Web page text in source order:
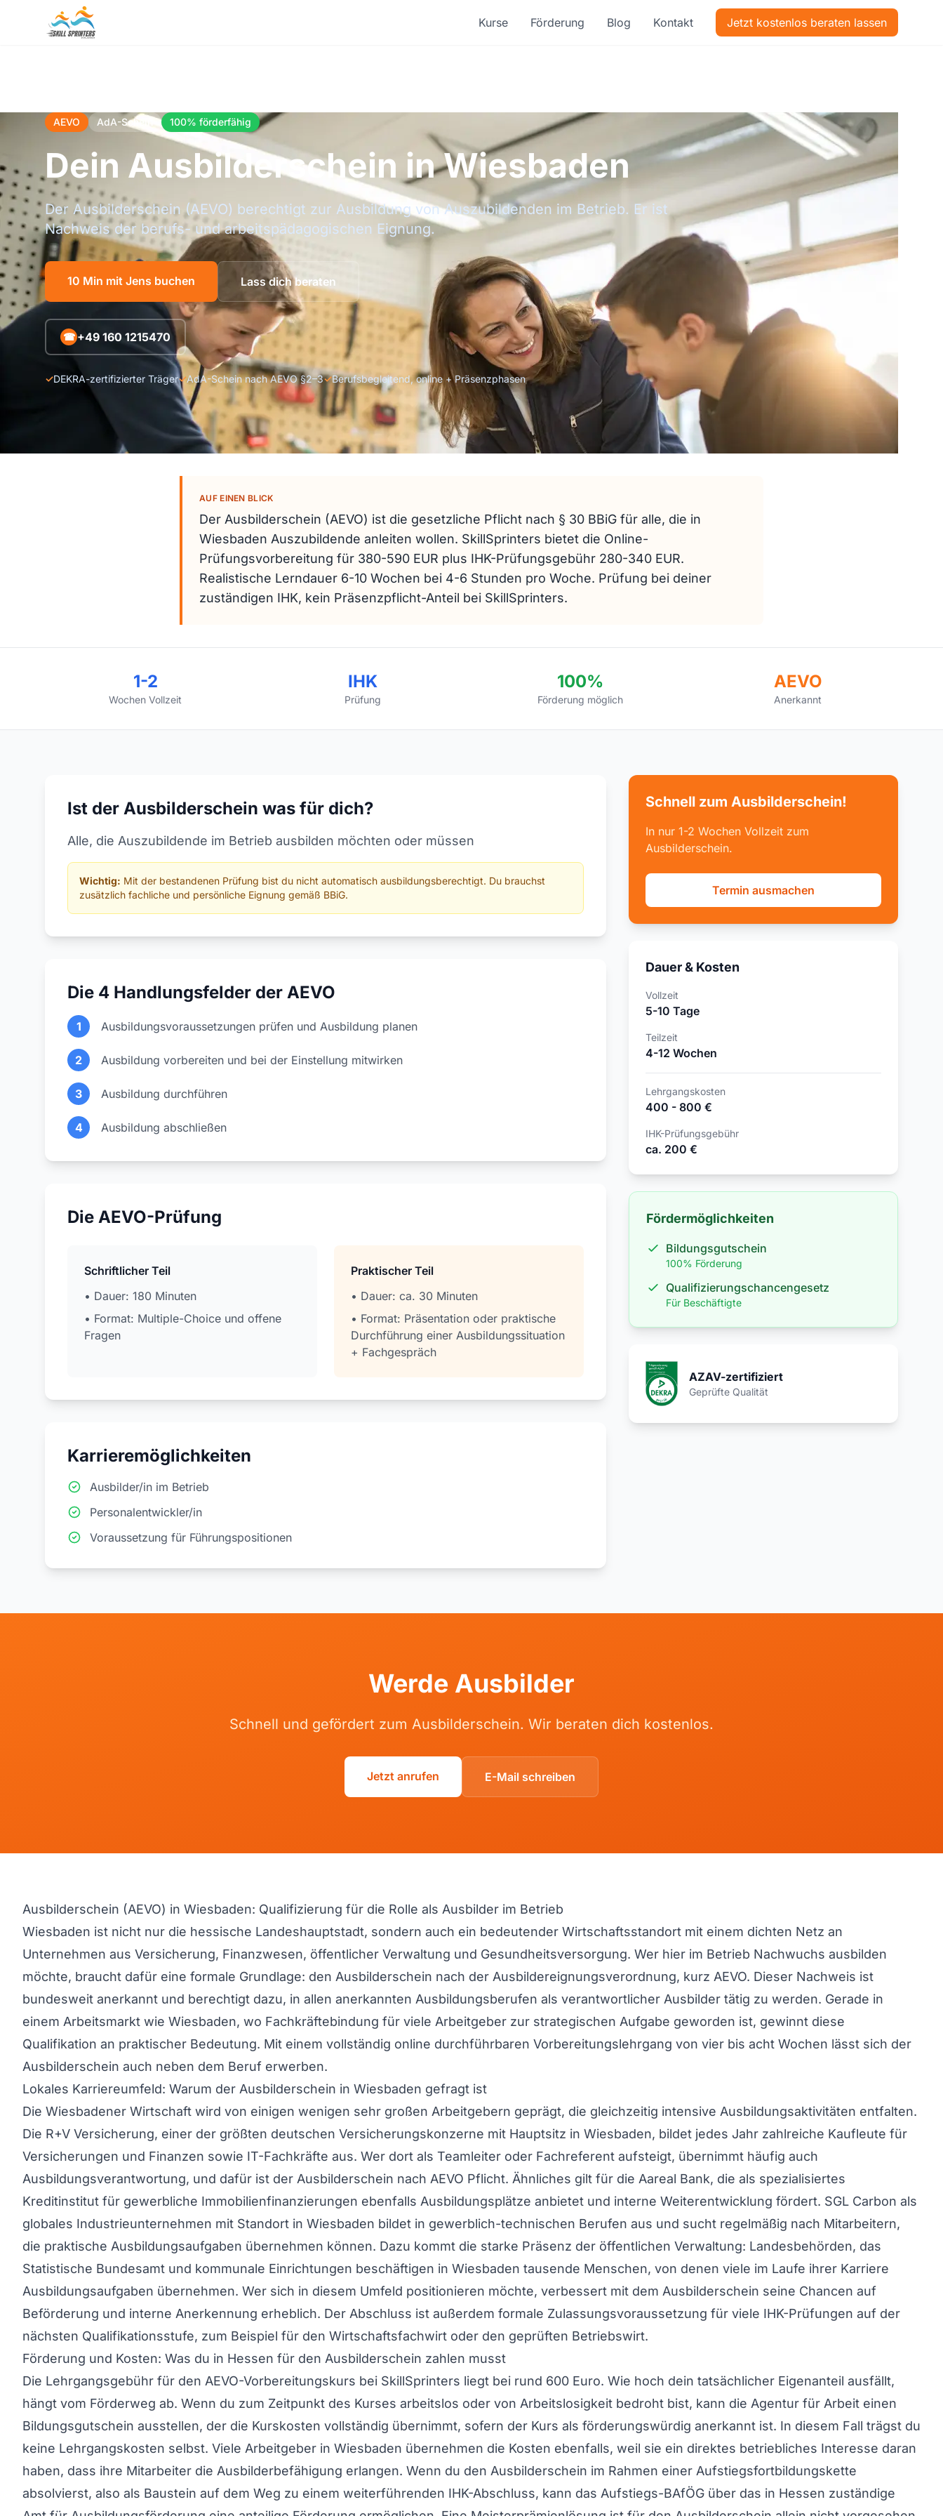
Kurse Förderung Blog Kontakt Jetzt kostenlos beraten lassen
AEVO AdA-Schein 100% förderfähig
Dein Ausbilderschein in Wiesbaden
Der Ausbilderschein (AEVO) berechtigt zur Ausbildung von Auszubildenden im Betrieb. Er ist
Nachweis der berufs- und arbeitspädagogischen Eignung.
10 Min mit Jens buchen Lass dich beraten
☎ +49 160 1215470
✓DEKRA-zertifizierter Träger✓AdA-Schein nach AEVO §2–3✓Berufsbegleitend, online + Präsenzphasen
AUF EINEN BLICK
Der Ausbilderschein (AEVO) ist die gesetzliche Pflicht nach § 30 BBiG für alle, die in
Wiesbaden Auszubildende anleiten wollen. SkillSprinters bietet die Online-
Prüfungsvorbereitung für 380-590 EUR plus IHK-Prüfungsgebühr 280-340 EUR.
Realistische Lerndauer 6-10 Wochen bei 4-6 Stunden pro Woche. Prüfung bei deiner
zuständigen IHK, kein Präsenzpflicht-Anteil bei SkillSprinters.
1-2
Wochen Vollzeit
IHK
Prüfung
100%
Förderung möglich
AEVO
Anerkannt
Ist der Ausbilderschein was für dich?
Alle, die Auszubildende im Betrieb ausbilden möchten oder müssen
Wichtig: Mit der bestandenen Prüfung bist du nicht automatisch ausbildungsberechtigt. Du brauchst
zusätzlich fachliche und persönliche Eignung gemäß BBiG.
Die 4 Handlungsfelder der AEVO
1 Ausbildungsvoraussetzungen prüfen und Ausbildung planen
2 Ausbildung vorbereiten und bei der Einstellung mitwirken
3 Ausbildung durchführen
4 Ausbildung abschließen
Die AEVO-Prüfung
Schriftlicher Teil
• Dauer: 180 Minuten
• Format: Multiple-Choice und offene
Fragen
Praktischer Teil
• Dauer: ca. 30 Minuten
• Format: Präsentation oder praktische
Durchführung einer Ausbildungssituation
+ Fachgespräch
Karrieremöglichkeiten
Ausbilder/in im Betrieb
Personalentwickler/in
Voraussetzung für Führungspositionen
Schnell zum Ausbilderschein!
In nur 1-2 Wochen Vollzeit zum
Ausbilderschein.
Termin ausmachen
Dauer & Kosten
Vollzeit
5-10 Tage
Teilzeit
4-12 Wochen
Lehrgangskosten
400 - 800 €
IHK-Prüfungsgebühr
ca. 200 €
Fördermöglichkeiten
Bildungsgutschein
100% Förderung
Qualifizierungschancengesetz
Für Beschäftigte
AZAV-zertifiziert
Geprüfte Qualität
Werde Ausbilder
Schnell und gefördert zum Ausbilderschein. Wir beraten dich kostenlos.
Jetzt anrufen E-Mail schreiben
Ausbilderschein (AEVO) in Wiesbaden: Qualifizierung für die Rolle als Ausbilder im Betrieb
Wiesbaden ist nicht nur die hessische Landeshauptstadt, sondern auch ein bedeutender Wirtschaftsstandort mit einem dichten Netz an
Unternehmen aus Versicherung, Finanzwesen, öffentlicher Verwaltung und Gesundheitsversorgung. Wer hier im Betrieb Nachwuchs ausbilden
möchte, braucht dafür eine formale Grundlage: den Ausbilderschein nach der Ausbildereignungsverordnung, kurz AEVO. Dieser Nachweis ist
bundesweit anerkannt und berechtigt dazu, in allen anerkannten Ausbildungsberufen als verantwortlicher Ausbilder tätig zu werden. Gerade in
einem Arbeitsmarkt wie Wiesbaden, wo Fachkräftebindung für viele Arbeitgeber zur strategischen Aufgabe geworden ist, gewinnt diese
Qualifikation an praktischer Bedeutung. Mit einem vollständig online durchführbaren Vorbereitungslehrgang von vier bis acht Wochen lässt sich der
Ausbilderschein auch neben dem Beruf erwerben.
Lokales Karriereumfeld: Warum der Ausbilderschein in Wiesbaden gefragt ist
Die Wiesbadener Wirtschaft wird von einigen wenigen sehr großen Arbeitgebern geprägt, die gleichzeitig intensive Ausbildungsaktivitäten entfalten.
Die R+V Versicherung, einer der größten deutschen Versicherungskonzerne mit Hauptsitz in Wiesbaden, bildet jedes Jahr zahlreiche Kaufleute für
Versicherungen und Finanzen sowie IT-Fachkräfte aus. Wer dort als Teamleiter oder Fachreferent aufsteigt, übernimmt häufig auch
Ausbildungsverantwortung, und dafür ist der Ausbilderschein nach AEVO Pflicht. Ähnliches gilt für die Aareal Bank, die als spezialisiertes
Kreditinstitut für gewerbliche Immobilienfinanzierungen ebenfalls Ausbildungsplätze anbietet und interne Weiterentwicklung fördert. SGL Carbon als
globales Industrieunternehmen mit Standort in Wiesbaden bildet in gewerblich-technischen Berufen aus und sucht regelmäßig nach Mitarbeitern,
die praktische Ausbildungsaufgaben übernehmen können. Dazu kommt die starke Präsenz der öffentlichen Verwaltung: Landesbehörden, das
Statistische Bundesamt und kommunale Einrichtungen beschäftigen in Wiesbaden tausende Menschen, von denen viele im Laufe ihrer Karriere
Ausbildungsaufgaben übernehmen. Wer sich in diesem Umfeld positionieren möchte, verbessert mit dem Ausbilderschein seine Chancen auf
Beförderung und interne Anerkennung erheblich. Der Abschluss ist außerdem formale Zulassungsvoraussetzung für viele IHK-Prüfungen auf der
nächsten Qualifikationsstufe, zum Beispiel für den Wirtschaftsfachwirt oder den geprüften Betriebswirt.
Förderung und Kosten: Was du in Hessen für den Ausbilderschein zahlen musst
Die Lehrgangsgebühr für den AEVO-Vorbereitungskurs bei SkillSprinters liegt bei rund 600 Euro. Wie hoch dein tatsächlicher Eigenanteil ausfällt,
hängt vom Förderweg ab. Wenn du zum Zeitpunkt des Kurses arbeitslos oder von Arbeitslosigkeit bedroht bist, kann die Agentur für Arbeit einen
Bildungsgutschein ausstellen, der die Kurskosten vollständig übernimmt, sofern der Kurs als förderungswürdig anerkannt ist. In diesem Fall trägst du
keine Lehrgangskosten selbst. Viele Arbeitgeber in Wiesbaden übernehmen die Kosten ebenfalls, weil sie ein direktes betriebliches Interesse daran
haben, dass ihre Mitarbeiter die Ausbilderbefähigung erlangen. Wenn du den Ausbilderschein im Rahmen einer Aufstiegsfortbildungskette
absolvierst, also als Baustein auf dem Weg zu einem weiterführenden IHK-Abschluss, kann das Aufstiegs-BAfÖG über das in Hessen zuständige